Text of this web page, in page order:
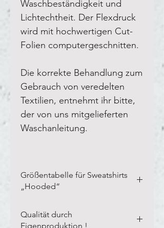
Waschbeständigkeit und
Lichtechtheit. Der Flexdruck
wird mit hochwertigen Cut-
Folien computergeschnitten.
Die korrekte Behandlung zum
Gebrauch von veredelten
Textilien, entnehmt ihr bitte,
der von uns mitgelieferten
Waschanleitung.
Größentabelle für Sweatshirts
„Hooded“
Textilien in der Breite und Länge,
Qualität durch
Eigenproduktion !